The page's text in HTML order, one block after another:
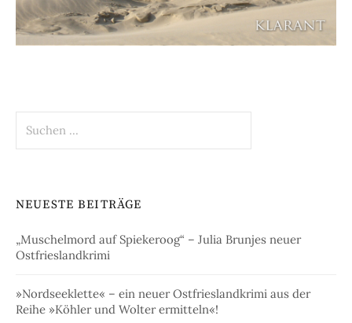
nach:
NEUESTE BEITRÄGE
„Muschelmord auf Spiekeroog“ – Julia Brunjes neuer
Ostfrieslandkrimi
»Nordseeklette« – ein neuer Ostfrieslandkrimi aus der
Reihe »Köhler und Wolter ermitteln«!